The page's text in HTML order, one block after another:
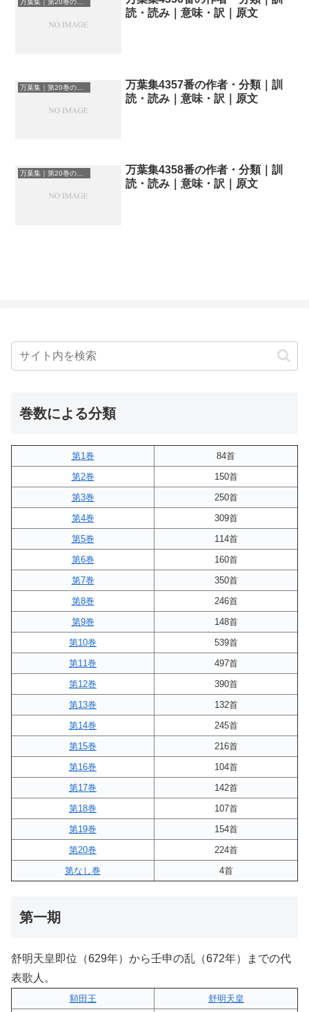
万葉集｜第20巻の和歌一覧
読・読み｜意味・訳｜原文
万葉集｜第20巻の和歌一覧
万葉集4357番の作者・分類｜訓
読・読み｜意味・訳｜原文
万葉集｜第20巻の和歌一覧
万葉集4358番の作者・分類｜訓
読・読み｜意味・訳｜原文
巻数による分類
第1巻
84首
第2巻
150首
第3巻
250首
第4巻
309首
第5巻
114首
第6巻
160首
第7巻
350首
第8巻
246首
第9巻
148首
第10巻
539首
第11巻
497首
第12巻
390首
第13巻
132首
第14巻
245首
第15巻
216首
第16巻
104首
第17巻
142首
第18巻
107首
第19巻
154首
第20巻
224首
第なし巻
4首
第一期
舒明天皇即位（629年）から壬申の乱（672年）までの代
表歌人。
額田王
舒明天皇